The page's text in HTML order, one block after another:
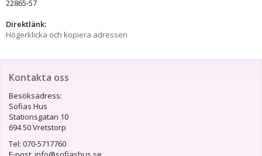
22865-57
Direktlänk:
Högerklicka och kopiera adressen
Kontakta oss
Besöksadress:
Sofias Hus
Stationsgatan 10
694 50 Vretstorp
Tel: 070-5717760